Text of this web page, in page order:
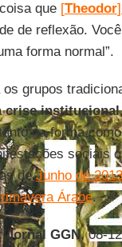
que [Theodor]
de reflexão.
forma normal”.
grupos
crise institucional
na forma
sociais
deJunho de 2013
Árabe.
Jornal GGN, 08-